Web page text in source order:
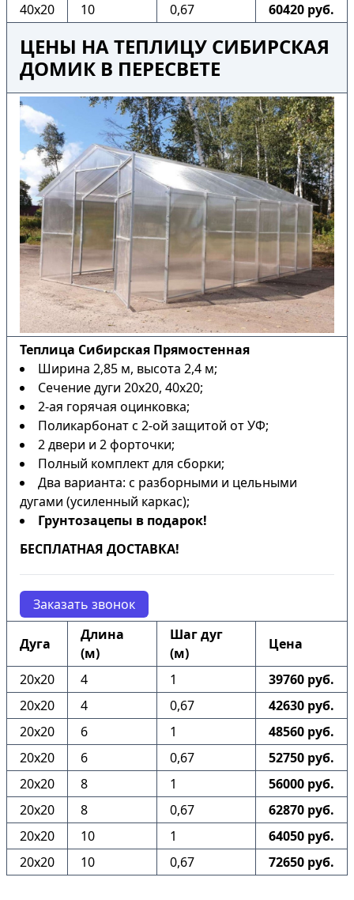
40х20
10 0,67 60420 руб.
ЦЕНЫ НА ТЕПЛИЦУ СИБИРСКАЯ
ДОМИК В ПЕРЕСВЕТЕ
Теплица Сибирская Прямостенная
Ширина 2,85 м, высота 2,4 м;
Сечение дуги 20х20, 40х20;
2-ая горячая оцинковка;
Поликарбонат с 2-ой защитой от УФ;
2 двери и 2 форточки;
Полный комплект для сборки;
Два варианта: с разборными и цельными
дугами (усиленный каркас);
Грунтозацепы в подарок!
БЕСПЛАТНАЯ ДОСТАВКА!
Заказать звонок
Дуга
Длина
(м)
Шаг дуг
(м)
Цена
20х20 4 1
39760 руб.
20х20
4 0,67
42630 руб.
20х20
6 1
48560 руб.
20х20
6 0,67
52750 руб.
20х20
8 1
56000 руб.
20х20
8 0,67
62870 руб.
20х20
10 1
64050 руб.
20х20
10 0,67 72650 руб.